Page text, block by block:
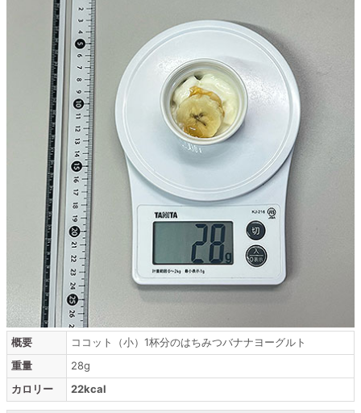
概要
ココット（小）1杯分のはちみつバナナヨーグルト
重量
28g
カロリー
22kcal